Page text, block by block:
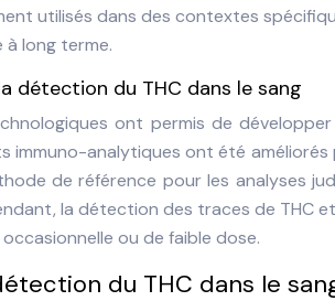
utilisés dans des contextes
long terme.
détection du THC dans le sang
ont permis de
immuno-analytiques ont été
de référence pour les analyses
la détection des traces de THC
ou de faible dose.
du THC dans le